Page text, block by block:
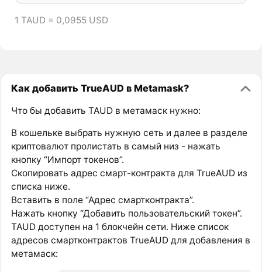
1 TAUD = 0,0955 USD
Как добавить TrueAUD в Metamask?
Что бы добавить TAUD в метамаск нужно:
В кошельке выбрать нужную сеть и далее в разделе
криптовалют пролистать в самый низ - нажать
кнопку “Импорт токенов”.
Скопировать адрес смарт-контракта для TrueAUD из
списка ниже.
Вставить в поле “Адрес смартконтракта”.
Нажать кнопку “Добавить пользовательский токен”.
TAUD доступен на 1 блокчейн сети. Ниже список
адресов смартконтрактов TrueAUD для добавления в
метамаск: